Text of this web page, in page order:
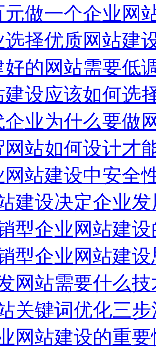
元做一个企业网
选择优质网站建
好的网站需要低
建设应该如何选
企业为什么要做
网站如何设计才
网站建设中安全
建设决定企业
型企业网站建
型企业网站建设
网站需要什么技
关键词优化三步
网站建设的重要